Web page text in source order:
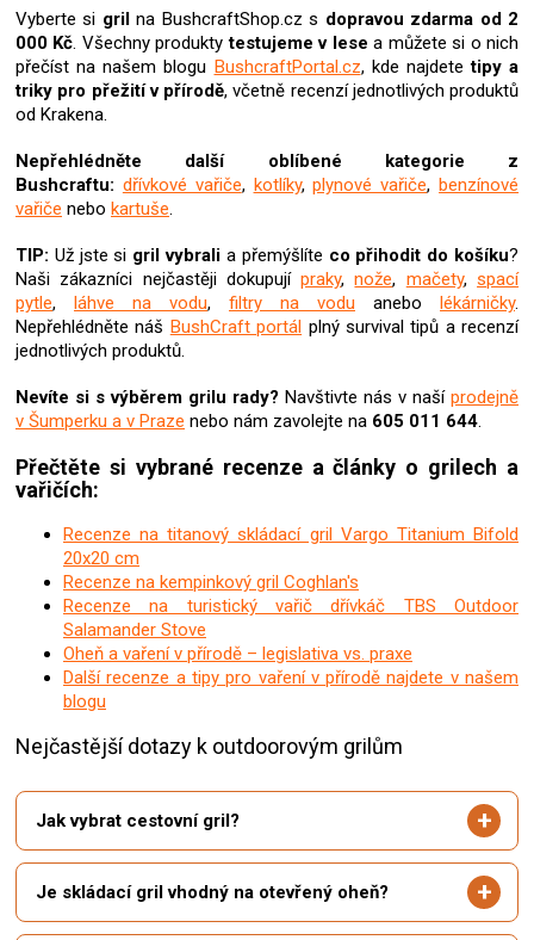
p
r
v
k
y
p
i
Vyberte si grilna BushcraftShop.cz s dopravou zdarma od 2
000 Kč. Všechny produktytestujeme v lese a můžete si o nich
přečíst na našem blogu BushcraftPortal.cz, kde najdetetipy a
triky pro přežití v přírodě, včetně recenzí jednotlivých produktů
od Krakena.
Nepřehlédněte další oblíbené kategorie z
Bushcraftu: dřívkové vařiče, kotlíky,plynové vařiče,benzínové
vařiče nebo kartuše.
TIP: Už jste si grilvybrali a přemýšlíte co přihodit do košíku?
Naši zákazníci nejčastěji dokupujípraky,nože, mačety,spací
pytle, láhve na vodu, filtry na vodu anebo lékárničky.
Nepřehlédněte náš BushCraft portál plný survival tipů a recenzí
jednotlivých produktů.
Nevíte si s výběrem grilu rady? Navštivte nás v naší prodejně
v Šumperku a v Praze nebo nám zavolejte na 605 011 644.
Přečtěte si vybrané recenze a články o grilech a
vařičích:
Recenze na titanový skládací gril Vargo Titanium Bifold
20x20 cm
Recenze na kempinkový gril Coghlan's
Recenze na turistický vařič dřívkáč TBS Outdoor
Salamander Stove
Oheň a vaření v přírodě – legislativa vs. praxe
Další recenze a tipy pro vaření v přírodě najdete v našem
blogu
Nejčastější dotazy k outdoorovým grilům
Jak vybrat cestovní gril?
Je skládací gril vhodný na otevřený oheň?